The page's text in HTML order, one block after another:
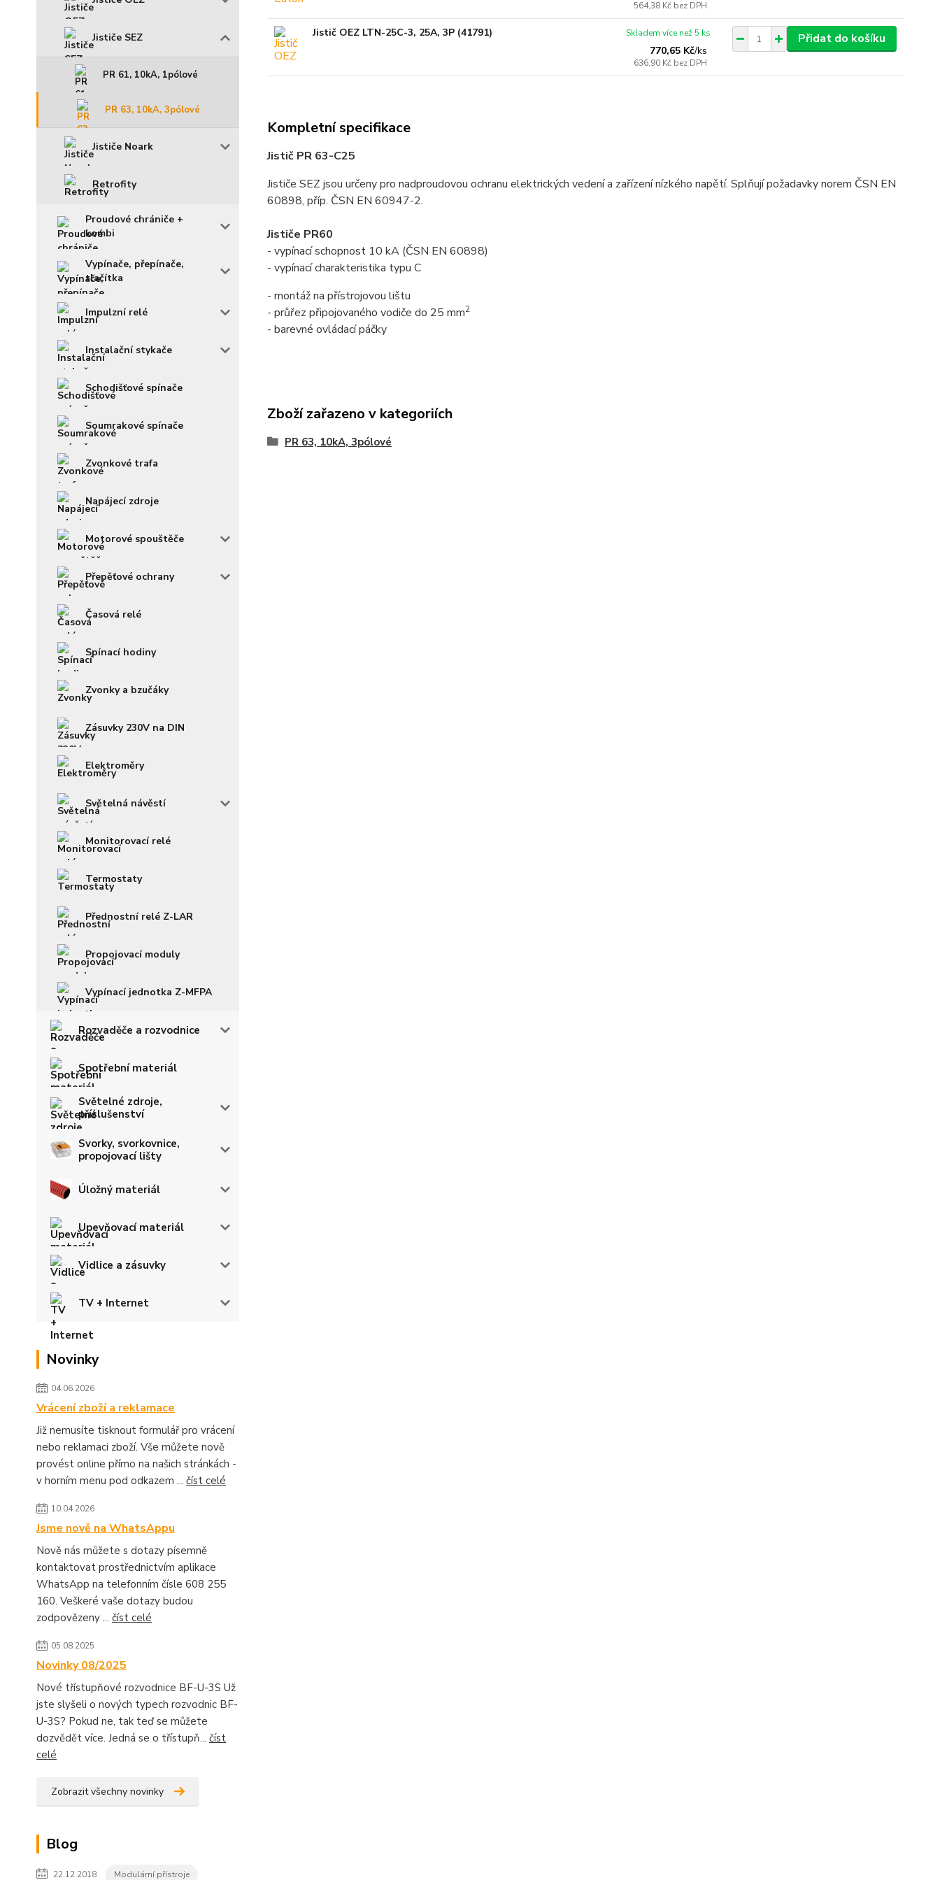
Jističe SEZ
PR 61, 10kA, 1pólové
PR 63, 10kA, 3pólové
Jističe Noark
Retrofity
Proudové chrániče +
kombi
Vypínače, přepínače,
tlačítka
Impulzní relé
Instalační stykače
Schodišťové spínače
Soumrakové spínače
Zvonkové trafa
Napájecí zdroje
Motorové spouštěče
Přepěťové ochrany
Časová relé
Spínací hodiny
Zvonky a bzučáky
Zásuvky 230V na DIN
Elektroměry
Světelná návěstí
Monitorovací relé
Termostaty
Přednostní relé Z-LAR
Propojovací moduly
Vypínací jednotka Z-MFPA
Rozvaděče a rozvodnice
Spotřební materiál
Světelné zdroje,
příslušenství
Svorky, svorkovnice,
propojovací lišty
Úložný materiál
Upevňovací materiál
Vidlice a zásuvky
TV + Internet
Novinky
04.06.2026
Vrácení zboží a reklamace
Již nemusíte tisknout formulář pro vrácení
nebo reklamaci zboží. Vše můžete nově
provést online přímo na našich stránkách -
v horním menu pod odkazem ... číst celé
10.04.2026
Jsme nově na WhatsAppu
Nově nás můžete s dotazy písemně
kontaktovat prostřednictvím aplikace
WhatsApp na telefonním čísle 608 255
160. Veškeré vaše dotazy budou
zodpovězeny ... číst celé
05.08.2025
Novinky 08/2025
Nové třístupňové rozvodnice BF-U-3S Už
jste slyšeli o nových typech rozvodnic BF-
U-3S? Pokud ne, tak teď se můžete
dozvědět více. Jedná se o třístupň... číst
celé
Zobrazit všechny novinky
Blog
22.12.2018 Modulární přístroje
564,38 Kč bez DPH
Jistič OEZ LTN-25C-3, 25A, 3P (41791)
770,65 Kč/ks
636,90 Kč bez DPH
Skladem více než 5 ks Přidat do košíku
Kompletní specifikace
Jistič PR 63-C25
Jističe SEZ jsou určeny pro nadproudovou ochranu elektrických vedení a zařízení nízkého napětí. Splňují požadavky norem ČSN EN
60898, příp. ČSN EN 60947-2.
Jističe PR60
- vypínací schopnost 10 kA (ČSN EN 60898)
- vypínací charakteristika typu C
- montáž na přístrojovou lištu
- průřez připojovaného vodiče do 25 mm2
- barevné ovládací páčky
Zboží zařazeno v kategoriích
PR 63, 10kA, 3pólové